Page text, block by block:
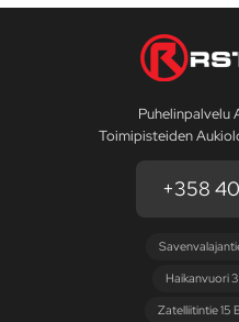
Puhelinpalvelu
Toimipisteiden
+358
Haikanvuori
Zatelliitintie 15